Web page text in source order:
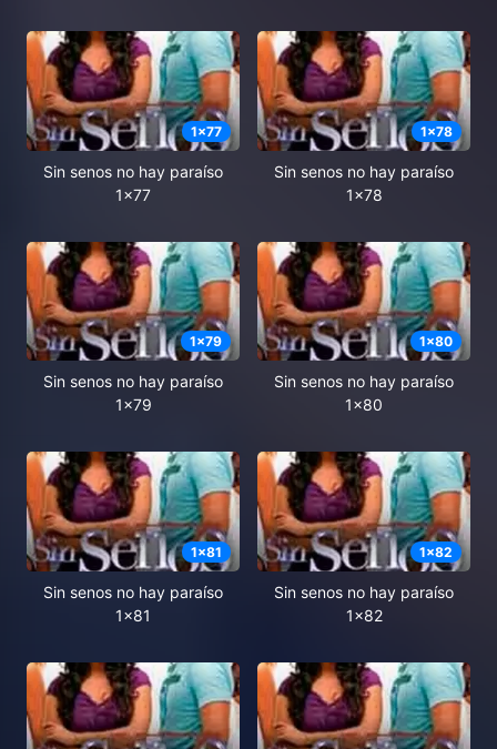
1x77
Sin senos no hay paraíso
1x77
1x78
Sin senos no hay paraíso
1x78
1x79
Sin senos no hay paraíso
1x79
1x80
Sin senos no hay paraíso
1x80
1x81
Sin senos no hay paraíso
1x81
1x82
Sin senos no hay paraíso
1x82